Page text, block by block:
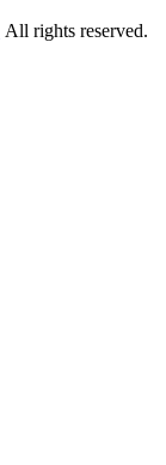
All rights reserved.